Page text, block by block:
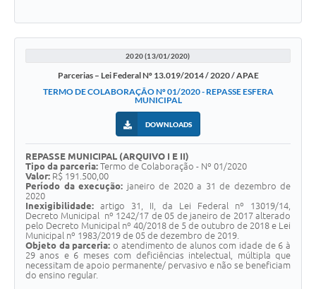
2020 (13/01/2020)
Parcerias – Lei Federal Nº 13.019/2014 / 2020 / APAE
TERMO DE COLABORAÇÃO Nº 01/2020 - REPASSE ESFERA
MUNICIPAL
DOWNLOADS
REPASSE MUNICIPAL (ARQUIVO I E II)
Tipo da parceria: Termo de Colaboração - Nº 01/2020
Valor: R$ 191.500,00
Período da execução: janeiro de 2020 a 31 de dezembro de
2020
Inexigibilidade: artigo 31, II, da Lei Federal nº 13019/14,
Decreto Municipal nº 1242/17 de 05 de janeiro de 2017 alterado
pelo Decreto Municipal nº 40/2018 de 5 de outubro de 2018 e Lei
Municipal nº 1983/2019 de 05 de dezembro de 2019.
Objeto da parceria: o atendimento de alunos com idade de 6 à
29 anos e 6 meses com deficiências intelectual, múltipla que
necessitam de apoio permanente/ pervasivo e não se beneficiam
do ensino regular.